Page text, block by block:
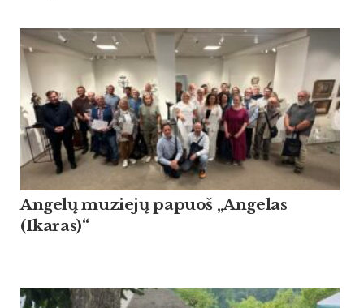
Angelų muziejų papuoš „Angelas
(Ikaras)“